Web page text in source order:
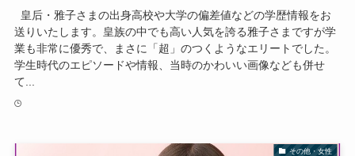
皇后・雅子さまの出身高校や大学の偏差値などの学歴情報をお
送りいたします。皇族の中でも高い人気を誇る雅子さまですが学
業も非常に優秀で、まさに「超」のつくようなエリートでした。
学生時代のエピソードや情報、当時のかわいい画像なども併せ
て...
その他・女性